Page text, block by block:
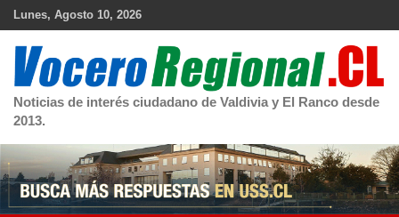
Skip
Lunes, Agosto 10, 2026
Noticias de interés ciudadano de Valdivia y El Ranco desde
2013.